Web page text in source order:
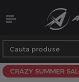
CRAZY SUMMER